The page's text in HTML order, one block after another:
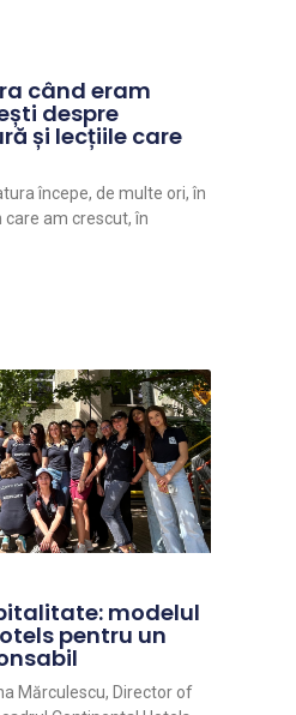
când eram
despre
și lecțiile care
începe, de multe ori, în
care am crescut, în
modelul
pentru un
Mărculescu, Director of